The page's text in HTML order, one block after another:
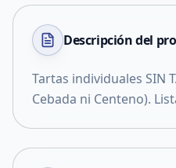
Descripción del
Tartas individuales SIN
Cebada ni Centeno).